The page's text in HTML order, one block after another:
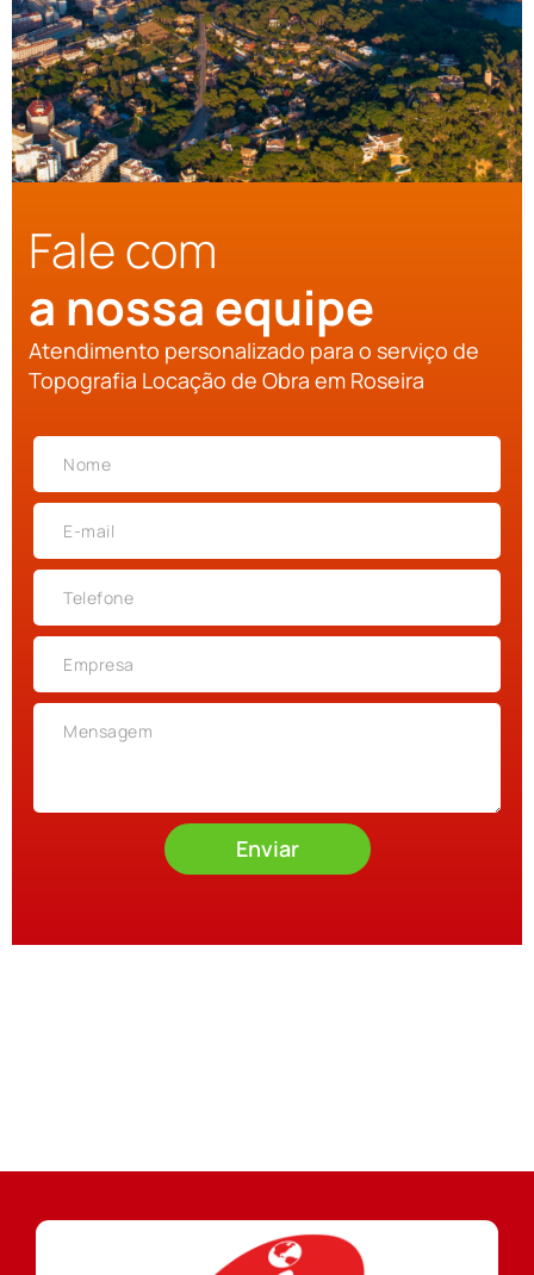
Fale com
a nossa equipe
Atendimento personalizado para o serviço de
Topografia Locação de Obra em Roseira
Enviar